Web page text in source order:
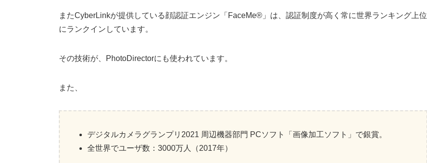
またCyberLinkが提供している顔認証エンジン「FaceMe®」は、認証制度が高く常に世界ランキング上位
にランクインしています。
その技術が、PhotoDirectorにも使われています。
また、
デジタルカメラグランプリ2021 周辺機器部門 PCソフト「画像加工ソフト」で銀賞。
全世界でユーザ数：3000万人（2017年）